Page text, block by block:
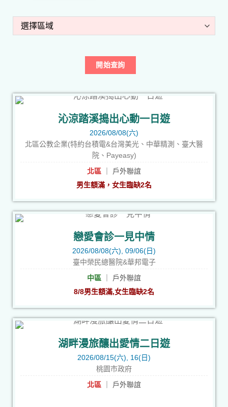
開始查詢
沁涼踏溪搗出心動一日遊
2026/08/08(六)
北區公教企業(特約台積電&台灣美光、中華精測、臺大醫
院、Payeasy)
北區 ｜ 戶外聯誼
男生額滿，女生臨缺2名
戀愛會診一見中情
2026/08/08(六), 09/06(日)
臺中榮民總醫院&華邦電子
中區 ｜ 戶外聯誼
8/8男生額滿,女生臨缺2名
湖畔漫旅釀出愛情二日遊
2026/08/15(六), 16(日)
桃園市政府
北區 ｜ 戶外聯誼